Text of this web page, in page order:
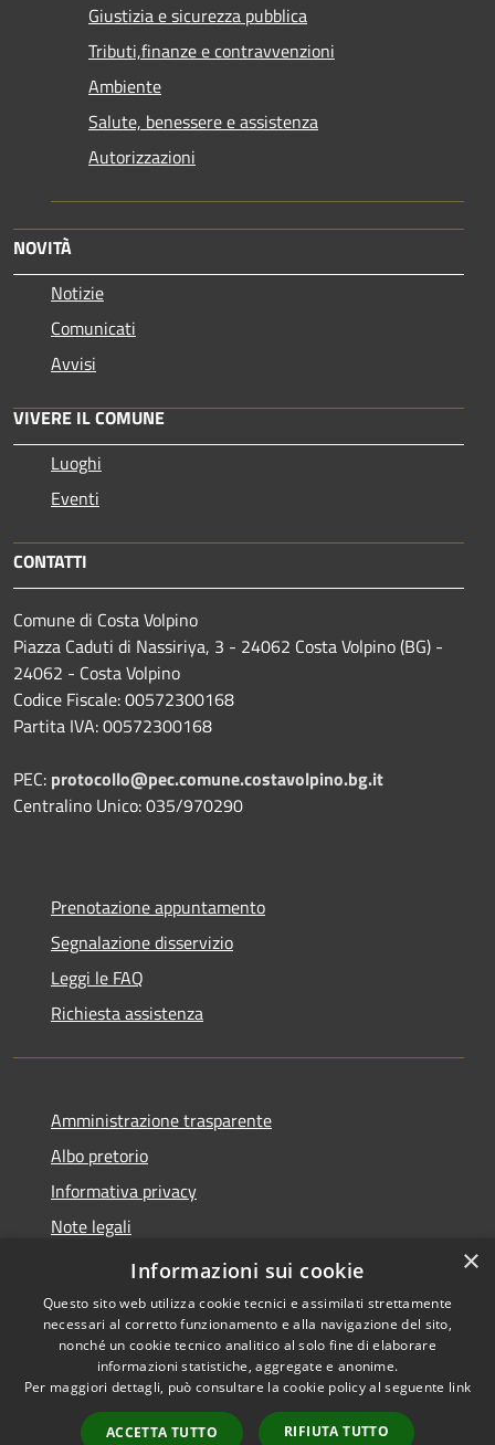
Giustizia e sicurezza pubblica
Tributi,finanze e contravvenzioni
Ambiente
Salute, benessere e assistenza
Autorizzazioni
NOVITÀ
Notizie
Comunicati
Avvisi
VIVERE IL COMUNE
Luoghi
Eventi
CONTATTI
Comune di Costa Volpino
Piazza Caduti di Nassiriya, 3 - 24062 Costa Volpino (BG) -
24062 - Costa Volpino
Codice Fiscale: 00572300168
Partita IVA: 00572300168
PEC: protocollo@pec.comune.costavolpino.bg.it
Centralino Unico: 035/970290
Prenotazione appuntamento
Segnalazione disservizio
Leggi le FAQ
Richiesta assistenza
Amministrazione trasparente
Albo pretorio
Informativa privacy
Note legali
Dichiarazione di accessibilità
Accessibilità
Copyright © 2026 • Comune di
Costa Volpino • Powered by
Municipium•
Accesso
×
Informazioni sui cookie
Questo sito web utilizza cookie tecnici e assimilati strettamente
necessari al corretto funzionamento e alla navigazione del sito,
nonché un cookie tecnico analitico al solo fine di elaborare
informazioni statistiche, aggregate e anonime.
Per maggiori dettagli, può consultare la cookie policy al seguente link
ACCETTA TUTTO RIFIUTA TUTTO